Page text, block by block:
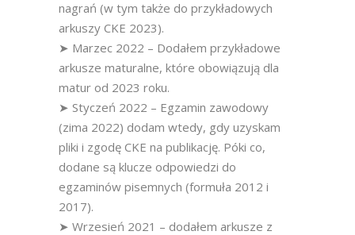
nagrań (w tym także do przykładowych
arkuszy CKE 2023).
➤ Marzec 2022 – Dodałem przykładowe
arkusze maturalne, które obowiązują dla
matur od 2023 roku.
➤ Styczeń 2022 – Egzamin zawodowy
(zima 2022) dodam wtedy, gdy uzyskam
pliki i zgodę CKE na publikację. Póki co,
dodane są klucze odpowiedzi do
egzaminów pisemnych (formuła 2012 i
2017).
➤ Wrzesień 2021 – dodałem arkusze z